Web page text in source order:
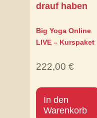
Big Yoga Online
LIVE – Kurspaket
222,00 €
In den
Warenkorb